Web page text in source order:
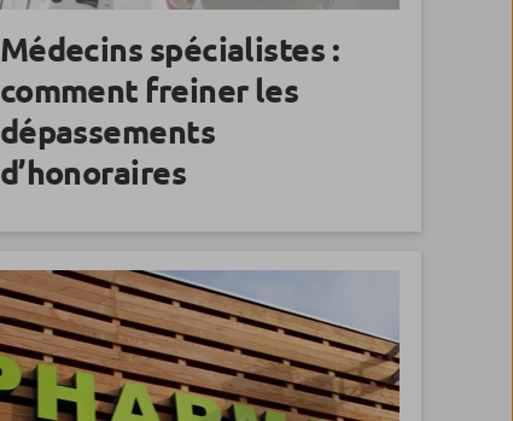
Médecins spécialistes :
comment freiner les
dépassements
d’honoraires